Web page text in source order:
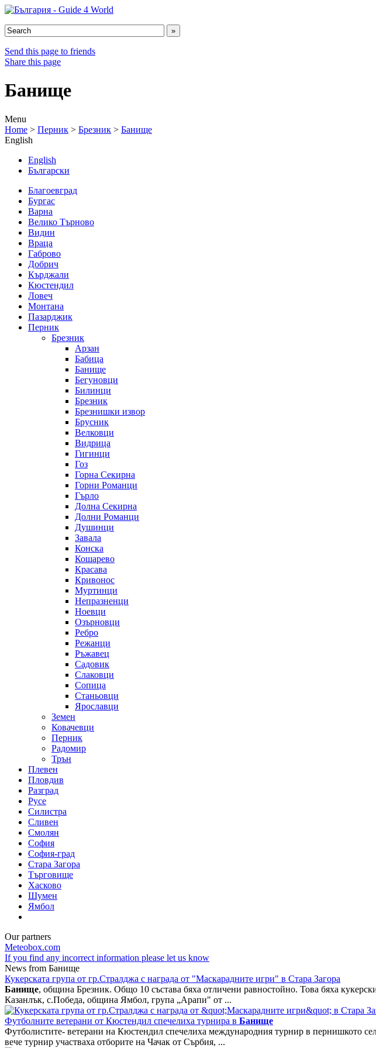
Send this page to friends
Share this page
Банище
Menu
Home > Перник > Брезник > Банище
English
English
Български
Благоевград
Бургас
Варна
Велико Търново
Видин
Враца
Габрово
Добрич
Кърджали
Кюстендил
Ловеч
Монтана
Пазарджик
Перник
Брезник
Арзан
Бабица
Банище
Бегуновци
Билинци
Брезник
Брезнишки извор
Брусник
Велковци
Видрица
Гигинци
Гоз
Горна Секирна
Горни Романци
Гърло
Долна Секирна
Долни Романци
Душинци
Завала
Конска
Кошарево
Красава
Кривонос
Муртинци
Непразненци
Ноевци
Озърновци
Ребро
Режанци
Ръжавец
Садовик
Слаковци
Сопица
Станьовци
Ярославци
Земен
Ковачевци
Перник
Радомир
Трън
Плевен
Пловдив
Разград
Русе
Силистра
Сливен
Смолян
София
София-град
Стара Загора
Търговище
Хасково
Шумен
Ямбол
Our partners
Meteobox.com
If you find any incorrect information please let us know
News from Банище
Кукерската група от гр.Стралджа с награда от "Маскарадните игри" в Стара Загора
Банище, община Брезник. Общо 10 състава бяха отличени равностойно. Това бяха
Казанлък, с.Победа, община Ямбол, група „Арапи" от ...
Футболните ветерани от Кюстендил спечелиха турнира в Банище
Футболистите- ветерани на Кюстендил спечелиха международния турнир в пернишкото
вече турнир участваха отборите на Чачак от Сърбия, ...